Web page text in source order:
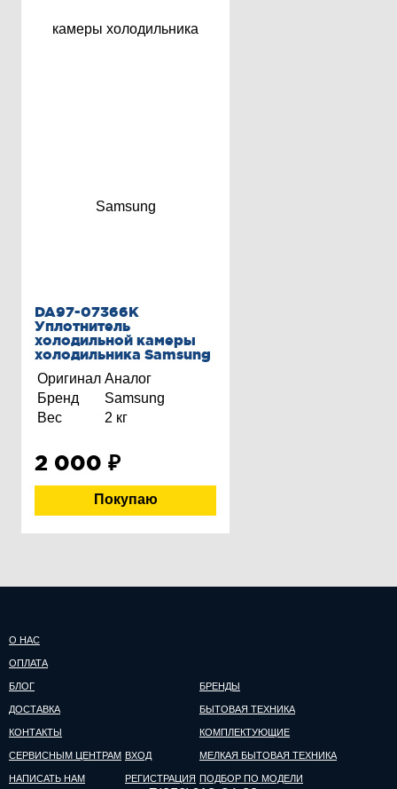
DA97-07366K
Уплотнитель
холодильной камеры
холодильника Samsung
Оригинал Аналог
Бренд
Samsung
Вес
2 кг
2 000 ₽
О НАС
ОПЛАТА
БЛОГ
ДОСТАВКА
КОНТАКТЫ
СЕРВИСНЫМ ЦЕНТРАМ
НАПИСАТЬ НАМ
ВХОД
РЕГИСТРАЦИЯ
БРЕНДЫ
БЫТОВАЯ ТЕХНИКА
КОМПЛЕКТУЮЩИЕ
МЕЛКАЯ БЫТОВАЯ ТЕХНИКА
ПОДБОР ПО МОДЕЛИ